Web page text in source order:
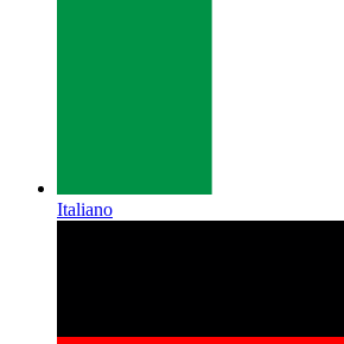
Italiano